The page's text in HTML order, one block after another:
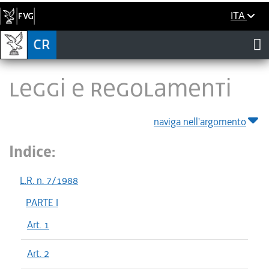
ITA
LEGGI E REGOLAMENTI
naviga nell'argomento
Indice:
L.R. n. 7/1988
PARTE I
Art. 1
Art. 2